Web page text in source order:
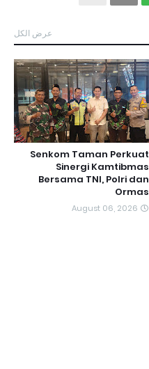
عرض الكل
Senkom Taman Perkuat
Sinergi Kamtibmas
Bersama TNI, Polri dan
Ormas
August 06, 2026